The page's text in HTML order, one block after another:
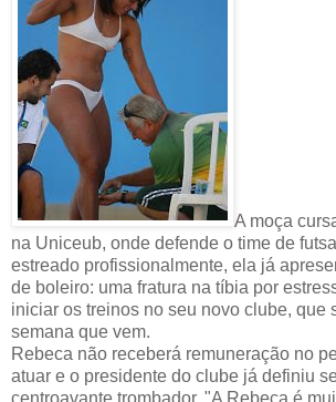
A moça
na Uniceub, onde defende o time de
estreado profissionalmente, ela já
de boleiro: uma fratura na tíbia por
iniciar os treinos no seu novo clube, que
semana que vem.
Rebeca não receberá remuneração no
atuar e o presidente do clube já definiu
centroavante trombador. "A Rebeca é